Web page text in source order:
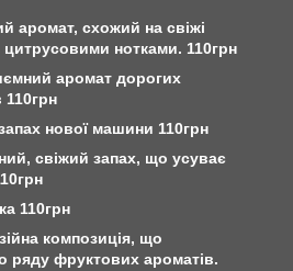
аромат, схожий на свіжі
цитрусовими нотками. 110грн
аромат дорогих
нової машини 110грн
свіжий запах, що усуває
110грн
композиція, що
ряду фруктових ароматів.